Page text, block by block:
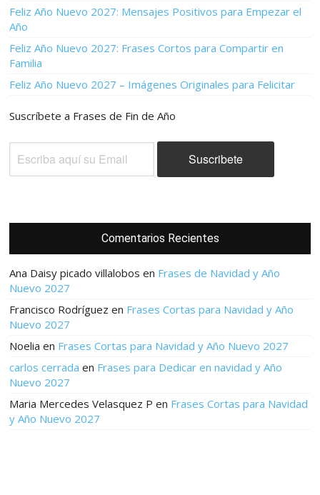
Feliz Año Nuevo 2027: Mensajes Positivos para Empezar el
Año
Feliz Año Nuevo 2027: Frases Cortos para Compartir en
Familia
Feliz Año Nuevo 2027 – Imágenes Originales para Felicitar
Suscríbete a Frases de Fin de Año
Comentarios Recientes
Ana Daisy picado villalobos en Frases de Navidad y Año
Nuevo 2027
Francisco Rodríguez en Frases Cortas para Navidad y Año
Nuevo 2027
Noelia en Frases Cortas para Navidad y Año Nuevo 2027
carlos cerrada en Frases para Dedicar en navidad y Año
Nuevo 2027
Maria Mercedes Velasquez P en Frases Cortas para Navidad
y Año Nuevo 2027